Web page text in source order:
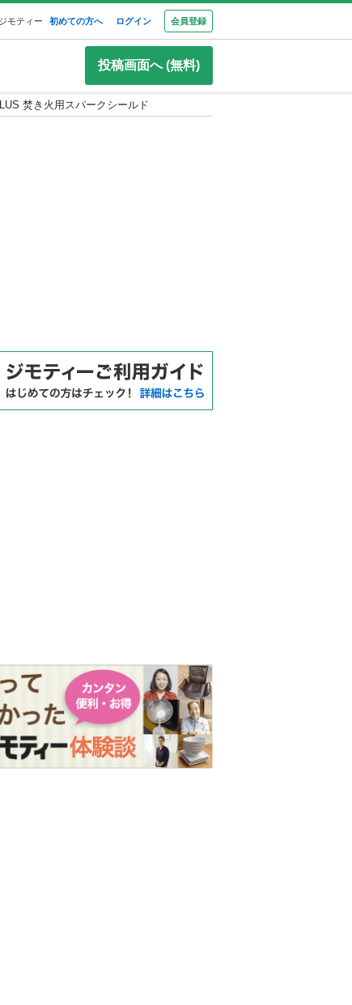
モティー 初めての方へ ログイン 会員登録
投稿画面へ (無料)
焚き火用スパークシールド